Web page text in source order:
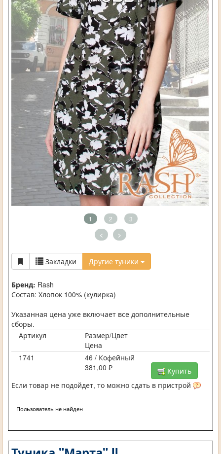
1 2 3
< >
Закладки Другие туники
Бренд: Rash
Состав: Хлопок 100% (кулирка)
Указанная цена уже включает все дополнительные
сборы.
Артикул
Размер/Цвет
Цена
1741
46 / Кофейный
381,00 ₽
Купить
Если товар не подойдет, то можно сдать в пристрой
Пользователь не найден